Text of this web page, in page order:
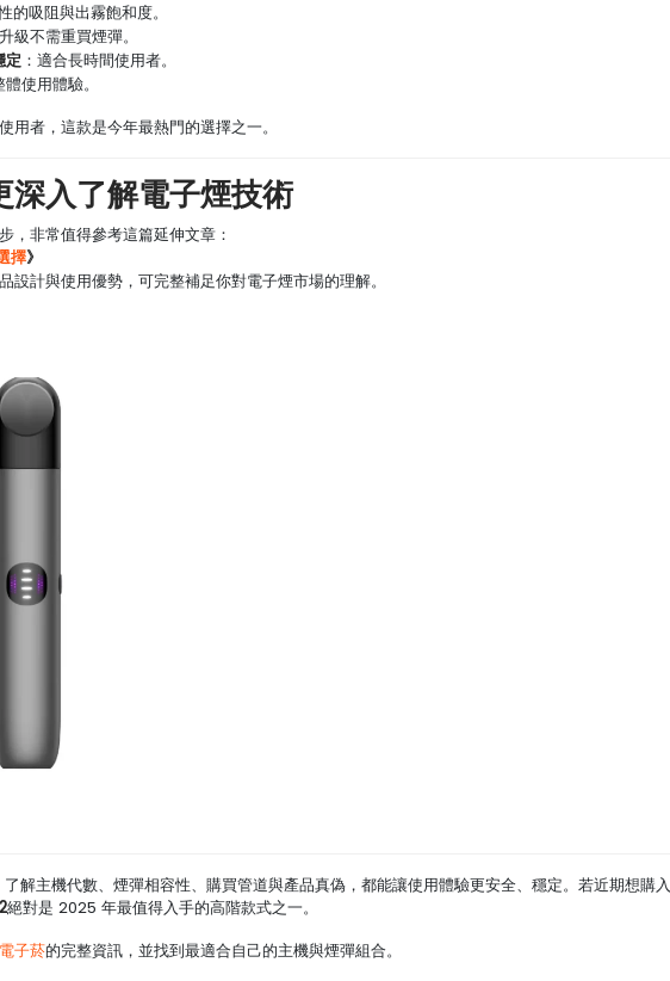
的吸阻與出霧飽和度。
級不需重買煙彈。
定 ：適合長時間使用者。
體使用體驗。
用者，這款是今年最熱門的選擇之一。
入了解電子煙技術
，非常值得參考這篇延伸文章：
擇》
設計與使用優勢，可完整補足你對電子煙市場的理解。
解主機代數、煙彈相容性、購買管道與產品真偽，都能讓使用體驗更安全、穩定。若近期想購
絕對是 2025 年最值得入手的高階款式之一。
子菸的完整資訊，並找到最適合自己的主機與煙彈組合。